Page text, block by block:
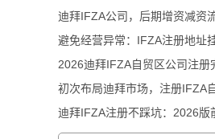
迪拜IFZA公司，后期增资减资
避免经营异常：IFZA注册地址
2026迪拜IFZA自贸区公司注册